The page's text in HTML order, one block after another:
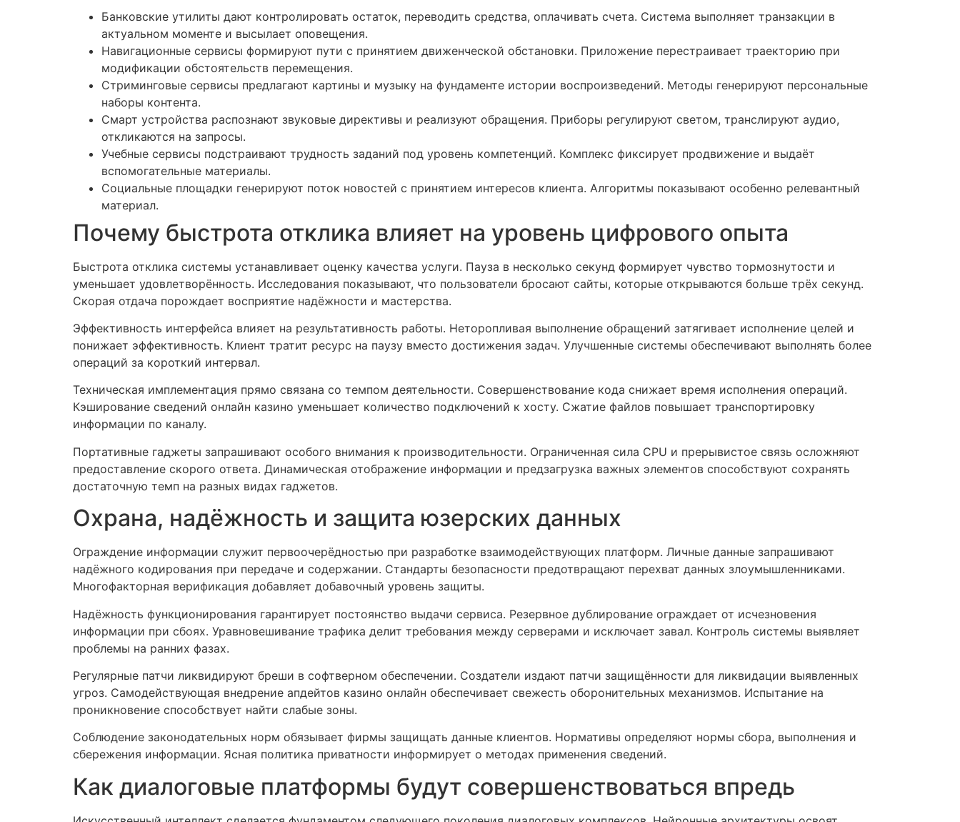
Банковские утилиты дают контролировать остаток, переводить средства, оплачивать счета. Система выполняет транзакции в
актуальном моменте и высылает оповещения.
Навигационные сервисы формируют пути с принятием движенческой обстановки. Приложение перестраивает траекторию при
модификации обстоятельств перемещения.
Стриминговые сервисы предлагают картины и музыку на фундаменте истории воспроизведений. Методы генерируют персональные
наборы контента.
Смарт устройства распознают звуковые директивы и реализуют обращения. Приборы регулируют светом, транслируют аудио,
откликаются на запросы.
Учебные сервисы подстраивают трудность заданий под уровень компетенций. Комплекс фиксирует продвижение и выдаёт
вспомогательные материалы.
Социальные площадки генерируют поток новостей с принятием интересов клиента. Алгоритмы показывают особенно релевантный
материал.
Почему быстрота отклика влияет на уровень цифрового опыта
Быстрота отклика системы устанавливает оценку качества услуги. Пауза в несколько секунд формирует чувство тормознутости и
уменьшает удовлетворённость. Исследования показывают, что пользователи бросают сайты, которые открываются больше трёх секунд.
Скорая отдача порождает восприятие надёжности и мастерства.
Эффективность интерфейса влияет на результативность работы. Неторопливая выполнение обращений затягивает исполнение целей и
понижает эффективность. Клиент тратит ресурс на паузу вместо достижения задач. Улучшенные системы обеспечивают выполнять более
операций за короткий интервал.
Техническая имплементация прямо связана со темпом деятельности. Совершенствование кода снижает время исполнения операций.
Кэширование сведений онлайн казино уменьшает количество подключений к хосту. Сжатие файлов повышает транспортировку
информации по каналу.
Портативные гаджеты запрашивают особого внимания к производительности. Ограниченная сила CPU и прерывистое связь осложняют
предоставление скорого ответа. Динамическая отображение информации и предзагрузка важных элементов способствуют сохранять
достаточную темп на разных видах гаджетов.
Охрана, надёжность и защита юзерских данных
Ограждение информации служит первоочерёдностью при разработке взаимодействующих платформ. Личные данные запрашивают
надёжного кодирования при передаче и содержании. Стандарты безопасности предотвращают перехват данных злоумышленниками.
Многофакторная верификация добавляет добавочный уровень защиты.
Надёжность функционирования гарантирует постоянство выдачи сервиса. Резервное дублирование ограждает от исчезновения
информации при сбоях. Уравновешивание трафика делит требования между серверами и исключает завал. Контроль системы выявляет
проблемы на ранних фазах.
Регулярные патчи ликвидируют бреши в софтверном обеспечении. Создатели издают патчи защищённости для ликвидации выявленных
угроз. Самодействующая внедрение апдейтов казино онлайн обеспечивает свежесть оборонительных механизмов. Испытание на
проникновение способствует найти слабые зоны.
Соблюдение законодательных норм обязывает фирмы защищать данные клиентов. Нормативы определяют нормы сбора, выполнения и
сбережения информации. Ясная политика приватности информирует о методах применения сведений.
Как диалоговые платформы будут совершенствоваться впредь